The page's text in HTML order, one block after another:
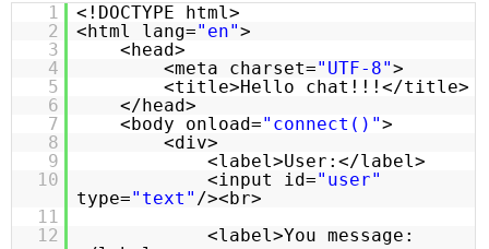
1
<!DOCTYPE html>
2
<html lang="en">
3
<head>
4
<meta charset="UTF-8">
5
<title>Hello chat!!!</title>
6
</head>
7
<body onload="connect()">
8
<div>
9
<label>User:</label>
10
<input id="user"
type="text" /><br>
11
12
<label>You message: